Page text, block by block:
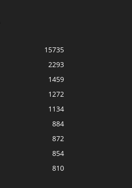
15735
2293
1459
1272
1134
884
872
854
810